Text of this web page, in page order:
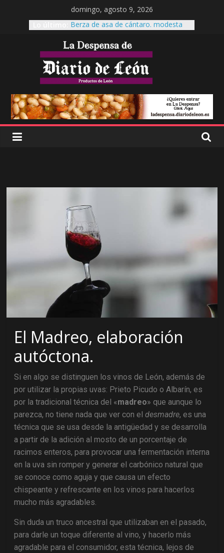
domingo, agosto 9, 2026
Berza de asa de cántaro. modesta
Cecinas Garrote
Cecinas Garrote Astorga, La cecina a
otro nivel.
Es tiempo de Productos de León
El garbanzo pico pardal, patrimonio
leonés
El Madreo, elaboración
autóctona.
Si en algo se distinguen los vinos de León, además de
por utilizar la propias uvas: Prieto Picudo o Albarín, es
por la tradicional técnica del «madreo» que aunque lo
parezca, no tiene nada que ver con eldesmadre, es una
técnica que se usa desde la antigüedad y se desarrolla
a partir de la adición al mosto de un porcentaje de
racimos enteros, para provocar una fermentación interna
en la uva sin romper y generar el carbónico natural que
se conoce como aguja y que causa un efecto
chispeante y refrescante en los vinos para hacerlos
mucho más agradables.
Sin duda un truco ancestral que utilizaban en el pasado,
para darle un toque diferente al vino, y hacerlo más
agradable para el consumidor, esta técnica, lejos de